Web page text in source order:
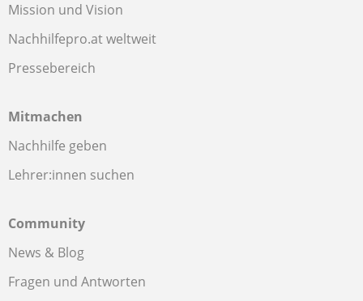
Mission und Vision
Nachhilfepro.at weltweit
Pressebereich
Mitmachen
Nachhilfe geben
Lehrer:innen suchen
Community
News & Blog
Fragen und Antworten